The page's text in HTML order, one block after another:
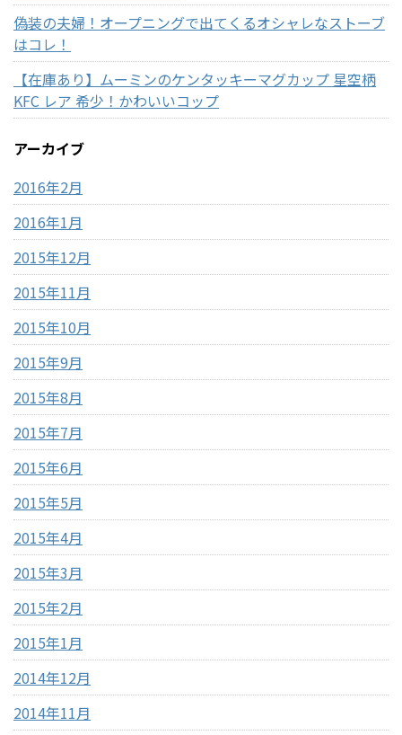
偽装の夫婦！オープニングで出てくるオシャレなストーブ
はコレ！
【在庫あり】ムーミンのケンタッキーマグカップ 星空柄
KFC レア 希少！かわいいコップ
アーカイブ
2016年2月
2016年1月
2015年12月
2015年11月
2015年10月
2015年9月
2015年8月
2015年7月
2015年6月
2015年5月
2015年4月
2015年3月
2015年2月
2015年1月
2014年12月
2014年11月